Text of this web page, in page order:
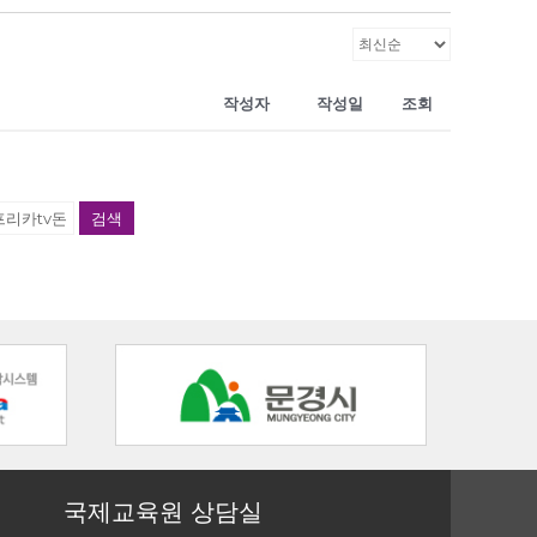
작성자 작성일 조회
검색
국제교육원 상담실